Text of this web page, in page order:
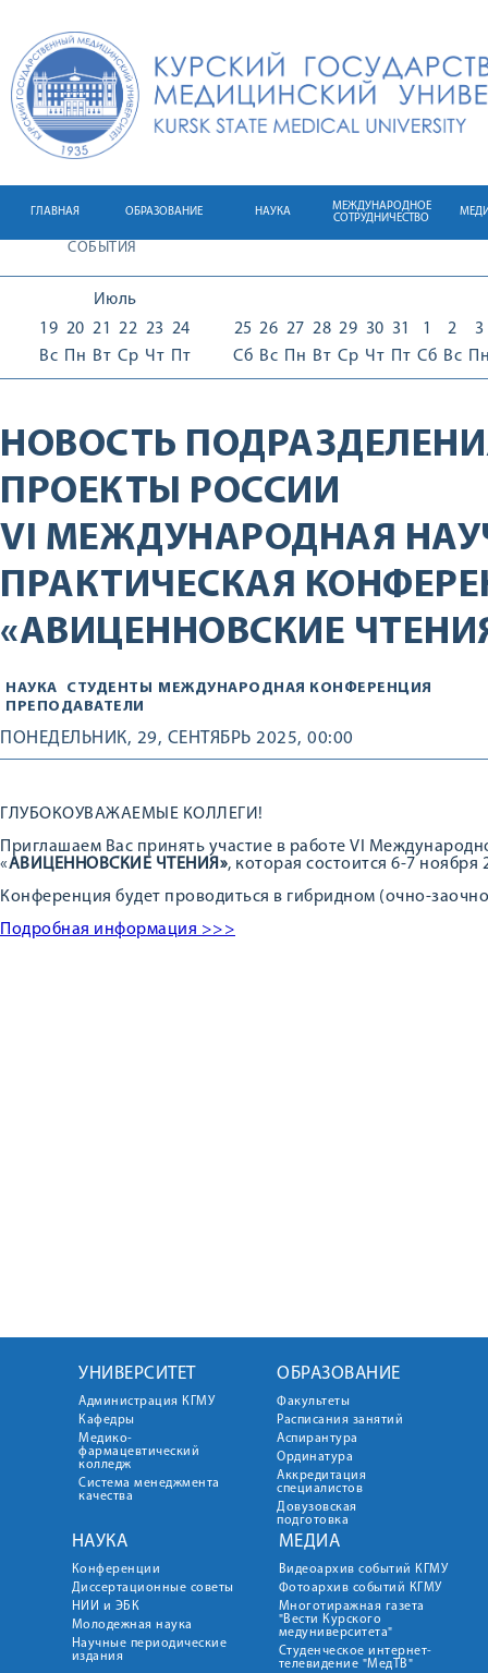
ГЛАВНАЯ ОБРАЗОВАНИЕ НАУКА
МЕЖДУНАРОДНОЕ
СОТРУДНИЧЕСТВО
СОБЫТИЯ
Июль
19
Вс
20
Пн
21
Вт
22
Ср
23
Чт
24
Пт
25
Сб
26
Вс
27
Пн
28
Вт
29
Ср
30
Чт
31
Пт
1
Сб
2
Вс
3
НОВОСТЬ
ПРОЕКТЫ РОССИИ
VI МЕЖДУНАРОДНАЯ
ПРАКТИЧЕСКАЯ
«АВИЦЕННОВСКИЕ
НАУКА СТУДЕНТЫ МЕЖДУНАРОДНАЯ КОНФЕРЕНЦИЯ
ПРЕПОДАВАТЕЛИ
ПОНЕДЕЛЬНИК, 29, СЕНТЯБРЬ 2025, 00:00
ГЛУБОКОУВАЖАЕМЫЕ КОЛЛЕГИ!
Приглашаем Вас принять участие в работе VI
«АВИЦЕННОВСКИЕ ЧТЕНИЯ», которая состоится 6-7 ноября
Конференция будет проводиться в гибридном (очно-
Подробная информация >>>
УНИВЕРСИТЕТ
Администрация КГМУ
Кафедры
Медико-
фармацевтический
колледж
Система менеджмента
качества
ОБРАЗОВАНИЕ
Факультеты
Расписания занятий
Аспирантура
Ординатура
Аккредитация
специалистов
Довузовская
подготовка
НАУКА
Конференции
Диссертационные советы
НИИ и ЭБК
Молодежная наука
Научные периодические
издания
МЕДИА
Видеоархив событий КГМУ
Фотоархив событий КГМУ
Многотиражная газета
"Вести Курского
медуниверситета"
Студенческое интернет-
телевидение "МедТВ"